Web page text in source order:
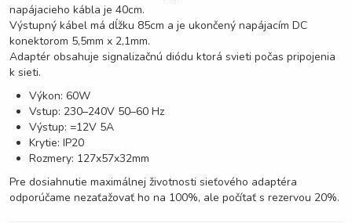
napájacieho kábla je 40cm.
Výstupný kábel má dĺžku 85cm a je ukončený napájacím DC
konektorom 5,5mm x 2,1mm.
Adaptér obsahuje signalizačnú diódu ktorá svieti počas pripojenia
k sieti.
Výkon: 60W
Vstup: 230–240V 50–60 Hz
Výstup: =12V 5A
Krytie: IP20
Rozmery: 127x57x32mm
Pre dosiahnutie maximálnej životnosti sieťového adaptéra
odporúčame nezaťažovať ho na 100%, ale počítať s rezervou 20%.